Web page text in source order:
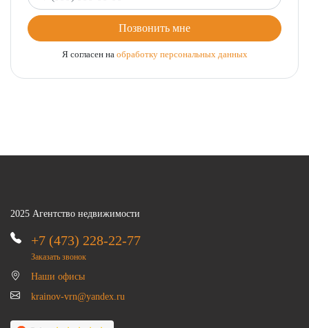
Позвонить мне
Я согласен на обработку персональных данных
2025 Агентство недвижимости
+7 (473) 228-22-77
Заказать звонок
Наши офисы
krainov-vrn@yandex.ru